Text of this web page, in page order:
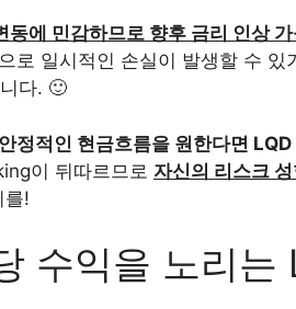
동에 민감하므로 향후 금리 인상
로 일시적인 손실이 발생할 수
다. 🙂
정적인 현금흐름을 원한다면
이 뒤따르므로 자신의 리스크
를!
수익을 노리는